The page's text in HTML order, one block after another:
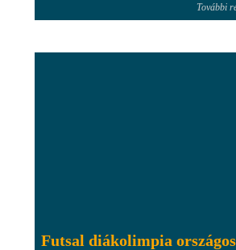
További
Futsal diákolimpia